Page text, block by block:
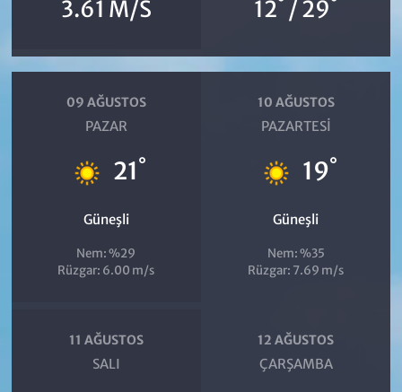
3.61 M/S 12 / 29
09 AĞUSTOS
PAZAR
21°
Güneşli
Nem: %29
Rüzgar: 6.00 m/s
10 AĞUSTOS
PAZARTESI
19°
Güneşli
Nem: %35
Rüzgar: 7.69 m/s
11 AĞUSTOS
SALI
12 AĞUSTOS
ÇARŞAMBA